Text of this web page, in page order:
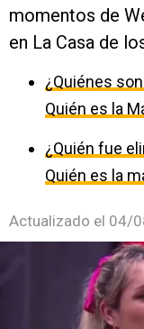
momentos de
en La Casa de
¿Quiénes
Quién es la
¿Quién fue
Quién es la
Actualizado el 04/